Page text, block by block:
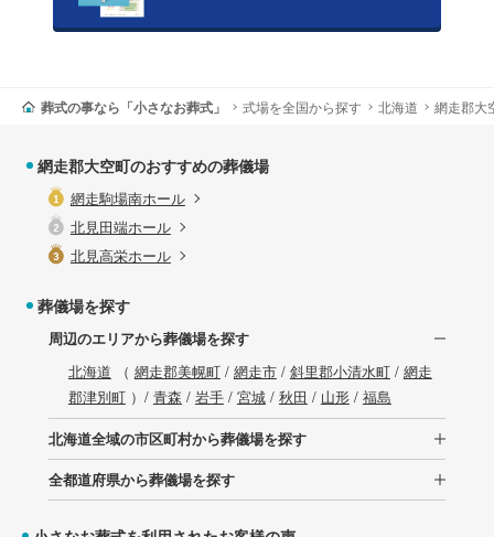
葬式の事なら「小さなお葬式」 式場を全国から探す 北海道 網走郡大
網走郡大空町のおすすめの葬儀場
網走駒場南ホール
北見田端ホール
北見高栄ホール
葬儀場を探す
周辺のエリアから葬儀場を探す
北海道 （ 網走郡美幌町/ 網走市/ 斜里郡小清水町/ 網走
郡津別町）/ 青森 / 岩手/ 宮城/ 秋田 / 山形/ 福島
北海道全域の市区町村から葬儀場を探す
全都道府県から葬儀場を探す